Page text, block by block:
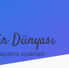
Dünyası
aydınlat!